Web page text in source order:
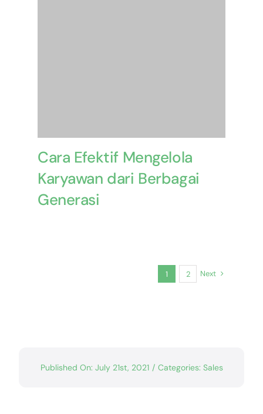
Cara Efektif Mengelola
Karyawan dari Berbagai
Generasi
1 2 Next
Published On: July 21st, 2021 / Categories: Sales